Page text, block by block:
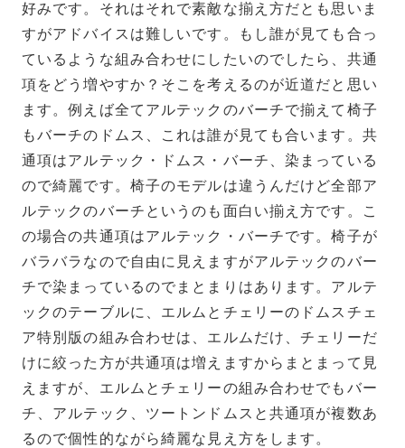
好みです。それはそれで素敵な揃え方だとも思いま
すがアドバイスは難しいです。もし誰が見ても合っ
ているような組み合わせにしたいのでしたら、共通
項をどう増やすか？そこを考えるのが近道だと思い
ます。例えば全てアルテックのバーチで揃えて椅子
もバーチのドムス、これは誰が見ても合います。共
通項はアルテック・ドムス・バーチ、染まっている
ので綺麗です。椅子のモデルは違うんだけど全部ア
ルテックのバーチというのも面白い揃え方です。こ
の場合の共通項はアルテック・バーチです。椅子が
バラバラなので自由に見えますがアルテックのバー
チで染まっているのでまとまりはあります。アルテ
ックのテーブルに、エルムとチェリーのドムスチェ
ア特別版の組み合わせは、エルムだけ、チェリーだ
けに絞った方が共通項は増えますからまとまって見
えますが、エルムとチェリーの組み合わせでもバー
チ、アルテック、ツートンドムスと共通項が複数あ
るので個性的ながら綺麗な見え方をします。